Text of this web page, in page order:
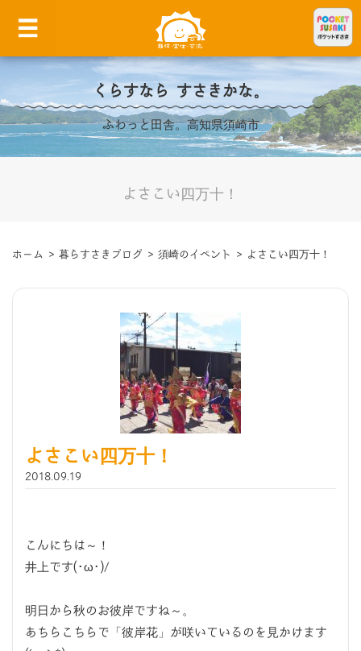
くらすなら すさきかな。
ふわっと田舎。高知県須崎市
よさこい四万十！
ホーム > 暮らすさきブログ > 須崎のイベント > よさこい四万十！
よさこい四万十！
2018.09.19
こんにちは～！
井上です(･ω･)/
明日から秋のお彼岸ですね～。
あちらこちらで「彼岸花」が咲いているのを見かけます